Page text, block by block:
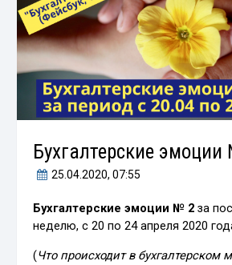
Бухгалтерские
25.04.2020, 07:55
Бухгалтерские эмоции № 2 за
неделю, с 20 по 24 апреля 2020
(Что происходит в бухгалтерском